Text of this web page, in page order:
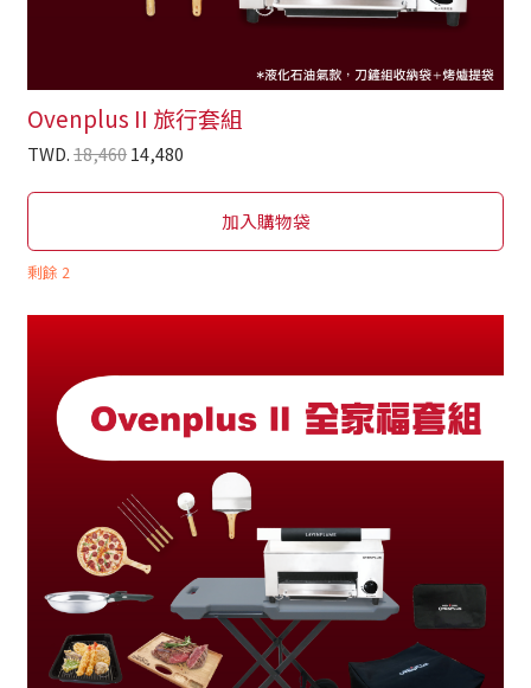
Ovenplus II 旅行套組
TWD.18,46014,480
加入購物袋
剩餘 2